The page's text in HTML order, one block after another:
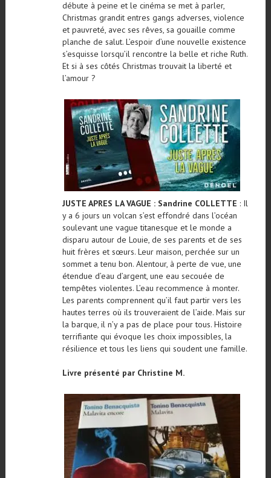
débute à peine et le cinéma se met à parler,
Christmas grandit entres gangs adverses, violence
et pauvreté, avec ses rêves, sa gouaille comme
planche de salut. L’espoir d’une nouvelle existence
s’esquisse lorsqu’il rencontre la belle et riche Ruth.
Et si à ses côtés Christmas trouvait la liberté et
l’amour ?
JUSTE APRES LA VAGUE : Sandrine COLLETTE : Il
y a 6 jours un volcan s’est effondré dans l’océan
soulevant une vague titanesque et le monde a
disparu autour de Louie, de ses parents et de ses
huit frères et sœurs. Leur maison, perchée sur un
sommet a tenu bon. Alentour, à perte de vue, une
étendue d’eau d’argent, une eau secouée de
tempêtes violentes. L’eau recommence à monter.
Les parents comprennent qu’il faut partir vers les
hautes terres où ils trouveraient de l’aide. Mais sur
la barque, il n’y a pas de place pour tous. Histoire
terrifiante qui évoque les choix impossibles, la
résilience et tous les liens qui soudent une famille.
Livre présenté par Christine M.